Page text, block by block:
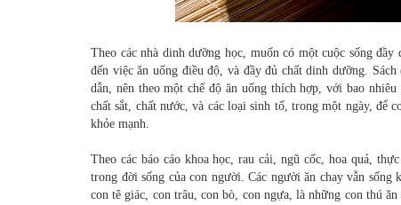
Theo các nhà dinh dưỡng học, muốn có một cuộc sống
đến việc ăn uống điều độ, và đầy đủ chất dinh dưỡng.
dẫn, nên theo một chế độ ăn uống thích hợp, với bao
chất sắt, chất nước, và các loại sinh tố, trong một ngày, để
khỏe mạnh.
Theo các báo cáo khoa học, rau cải, ngũ cốc, hoa quả,
trong đời sống của con người. Các người ăn chay vẫn
con tê giác, con trâu, con bò, con ngựa, là những con thú